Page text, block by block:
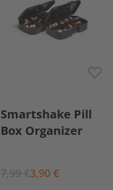
Smartshake Pill
Box Organizer
7,99 €3,90 €